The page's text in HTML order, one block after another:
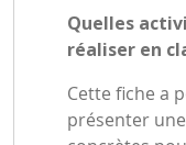
Quelles
réaliser en
Cette fiche a
présenter